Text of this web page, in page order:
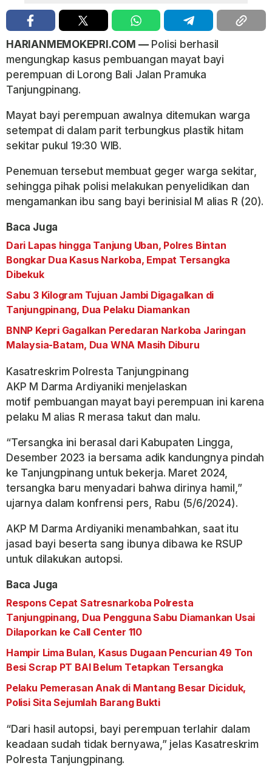
HARIANMEMOKEPRI.COM —Polisi berhasil
mengungkap kasus pembuangan mayat bayi
perempuan di Lorong Bali Jalan Pramuka
Tanjungpinang.
Mayat bayi perempuan awalnya ditemukan warga
setempat di dalam parit terbungkus plastik hitam
sekitar pukul 19:30 WIB.
Penemuan tersebut membuat geger warga sekitar,
sehingga pihak polisi melakukan penyelidikan dan
mengamankan ibu sang bayi berinisial M alias R (20).
Baca Juga
Dari Lapas hingga Tanjung Uban, Polres Bintan
Bongkar Dua Kasus Narkoba, Empat Tersangka
Dibekuk
Sabu 3 Kilogram Tujuan Jambi Digagalkan di
Tanjungpinang, Dua Pelaku Diamankan
BNNP Kepri Gagalkan Peredaran Narkoba Jaringan
Malaysia-Batam, Dua WNA Masih Diburu
Kasatreskrim Polresta Tanjungpinang
AKP M Darma Ardiyaniki menjelaskan
motif pembuangan mayat bayi perempuan ini karena
pelaku M alias R merasa takut dan malu.
“Tersangka ini berasal dari Kabupaten Lingga,
Desember 2023 ia bersama adik kandungnya pindah
ke Tanjungpinang untuk bekerja. Maret 2024,
tersangka baru menyadari bahwa dirinya hamil,”
ujarnya dalam konfrensi pers, Rabu (5/6/2024).
AKP M Darma Ardiyaniki menambahkan, saat itu
jasad bayi beserta sang ibunya dibawa ke RSUP
untuk dilakukan autopsi.
Baca Juga
Respons Cepat Satresnarkoba Polresta
Tanjungpinang, Dua Pengguna Sabu Diamankan Usai
Dilaporkan ke Call Center 110
Hampir Lima Bulan, Kasus Dugaan Pencurian 49 Ton
Besi Scrap PT BAI Belum Tetapkan Tersangka
Pelaku Pemerasan Anak di Mantang Besar Diciduk,
Polisi Sita Sejumlah Barang Bukti
“Dari hasil autopsi, bayi perempuan terlahir dalam
keadaan sudah tidak bernyawa,” jelas Kasatreskrim
Polresta Tanjungpinang.